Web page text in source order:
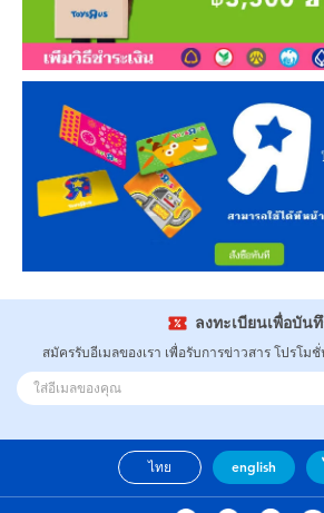
ลงทะเบียนเพื่อบัน
สมัครรับอีเมลของเรา เพื่อรับการข่าวสาร โปรโ
ไทย english